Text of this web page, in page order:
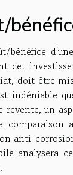
bénéfice
cet
doit être
indéniable
un
comparaison
anti-
analysera